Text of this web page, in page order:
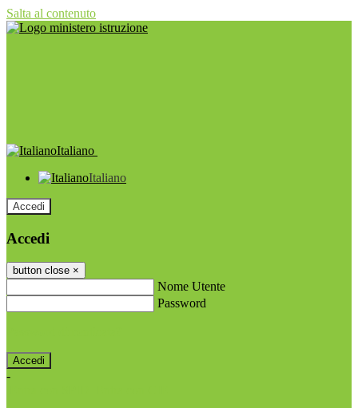
Salta al contenuto
Italiano
Italiano
Accedi
Accedi
button close ×
Nome Utente
Password
-